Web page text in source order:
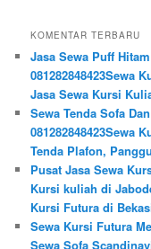
KOMENTAR TERBARU
Jasa Sewa Puff
081282848423Sewa
Jasa Sewa Kursi
Sewa Tenda Sofa
081282848423Sewa
Tenda Plafon,
Pusat Jasa Sewa
Kursi kuliah di
Kursi Futura di
Sewa Kursi Futura
Sewa Sofa